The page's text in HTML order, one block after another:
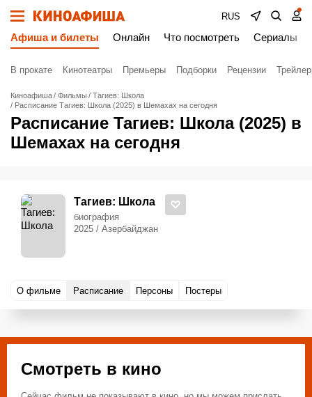
RUS
Афиша и билеты Онлайн Что посмотреть Сериалы
В прокате Кинотеатры Премьеры Подборки Рецензии
Киноафиша Фильмы
Тагиев: Школа
Расписание Тагиев: Школа (2025) в Шемахах на сегодня
Расписание Тагиев: Школа (2025) в
Шемахах на сегодня
Тагиев: Школа
биография
2025 / Азербайджан
О фильме Расписание Персоны Постеры
Смотреть в кино